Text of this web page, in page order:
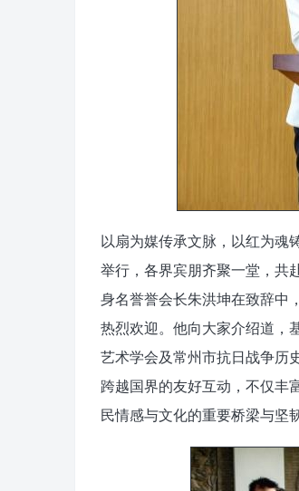
以扇为媒传承文脉，以红为魂
举行，各界宾朋齐聚一堂，共
身名誉誉会长朱洪坤在致辞中
热烈欢迎。他向大家介绍道，
艺术学会及常州市抗日战争历
跨越国界的友好互动，不仅丰
民情感与文化的重要桥梁与坚